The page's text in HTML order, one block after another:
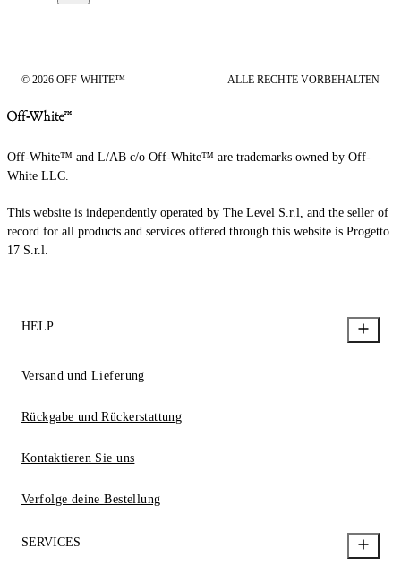
© 2026 OFF-WHITE™ ALLE RECHTE VORBEHALTEN
Off-White™ and L/AB c/o Off-White™ are trademarks owned by Off-
White LLC.
This website is independently operated by The Level S.r.l, and the seller of
record for all products and services offered through this website is Progetto
17 S.r.l.
HELP
Versand und Lieferung
Rückgabe und Rückerstattung
Kontaktieren Sie uns
Verfolge deine Bestellung
SERVICES